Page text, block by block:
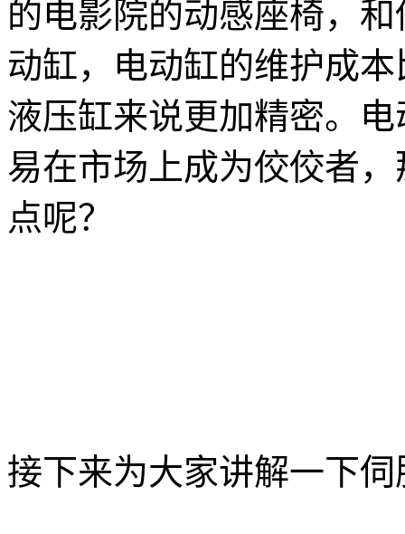
的电影院的动感座椅，
动缸，电动缸的维护成
液压缸来说更加精密。
易在市场上成为佼佼者
点呢？
接下来为大家讲解一下